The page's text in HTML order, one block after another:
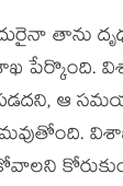
తాను
పేర్కొంది.
ఆ